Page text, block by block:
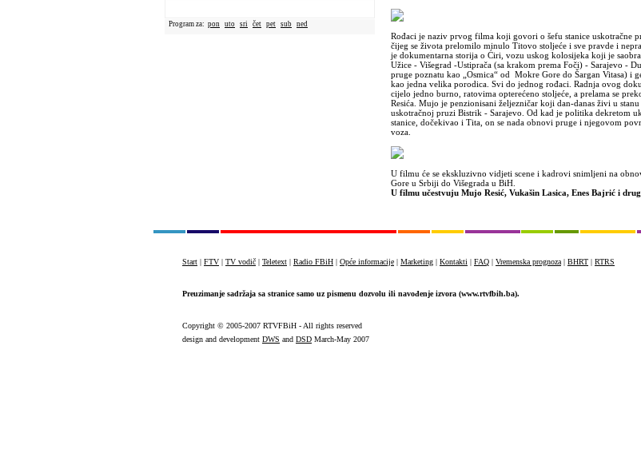
Program za: pon uto sri čet pet sub ned
Rođaci je naziv prvog filma koji govori o šefu stanice uskotračne
čijeg se života prelomilo minulo Titovo stoljeće i sve pravde i
je dokumentarna storija o Ćiri, vozu uskog kolosijeka koji je
Užice - Višegrad -Ustiprača (sa krakom prema Foči) - Sarajevo -
pruge poznatu kao „Osmica“ od Mokre Gore do Šargan Vitasa) i
kao jedna velika porodica. Svi do jednog rođaci. Radnja ovog
cijelo jedno burno, ratovima opterećeno stoljeće, a prelama se
Resića. Mujo je penzionisani željezničar koji dan-danas živi u
uskotračnoj pruzi Bistrik - Sarajevo. Od kad je politika dekretom
stanice, dočekivao i Tita, on se nada obnovi pruge i njegovom
voza.
U filmu će se ekskluzivno vidjeti scene i kadrovi snimljeni na
Gore u Srbiji do Višegrada u BiH.
U filmu učestvuju Mujo Resić, Vukašin Lasica, Enes Bajrić i
Start | FTV | TV vodič | Teletext | Radio FBiH | Opće informacije | Marketing | Kontakti | FAQ | Vremenska prognoza | BHRT | RTRS
Preuzimanje sadržaja sa stranice samo uz pismenu dozvolu ili navođenje izvora (www.rtvfbih.ba).
Copyright © 2005-2007 RTVFBiH - All rights reserved
design and development DWS and DSD March-May 2007